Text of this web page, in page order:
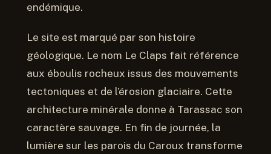
endémique.
Le site est marqué par son histoire
géologique. Le nom Le Claps fait référence
aux éboulis rocheux issus des mouvements
tectoniques et de l’érosion glaciaire. Cette
architecture minérale donne à Tarassac son
caractère sauvage. En fin de journée, la
lumière sur les parois du Caroux transforme